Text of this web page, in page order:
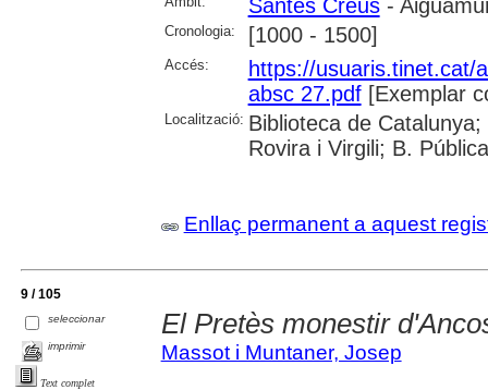
Santes Creus-
Cronologia: [1000 - 1500]
Accés:
https://usuaris.tinet.cat/
absc 27.pdf[Exemplar
Localització: Biblioteca de
Rovira i Virgili; B.
Enllaç permanent a aquest
9 / 105
seleccionar
imprimir
Text complet
El Pretès monestir
Massot i Muntaner, Josep